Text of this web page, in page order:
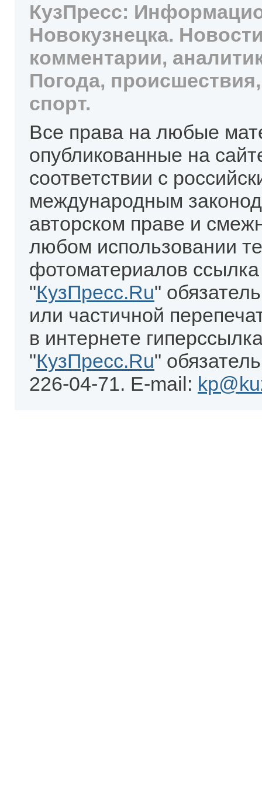
КузПресс:
Новокузнецка.
комментарии,
Погода,
спорт.
Все права на любые
опубликованные на
соответствии с
международным
авторском праве и
любом использовании
фотоматериалов
"КузПресс.Ru"
или частичной
в интернете
"КузПресс.Ru"
226-04-71. E-mail: